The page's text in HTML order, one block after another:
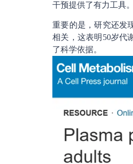
干预提供了有力工具。
重要的是，研究还发
相关，这表明50岁代
了科学依据。